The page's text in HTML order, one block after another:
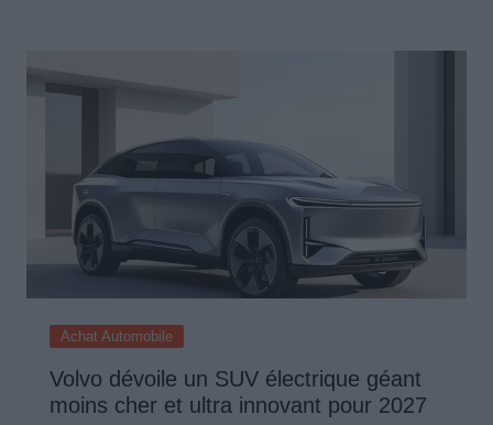
Achat Automobile
Volvo dévoile un SUV électrique géant
moins cher et ultra innovant pour 2027